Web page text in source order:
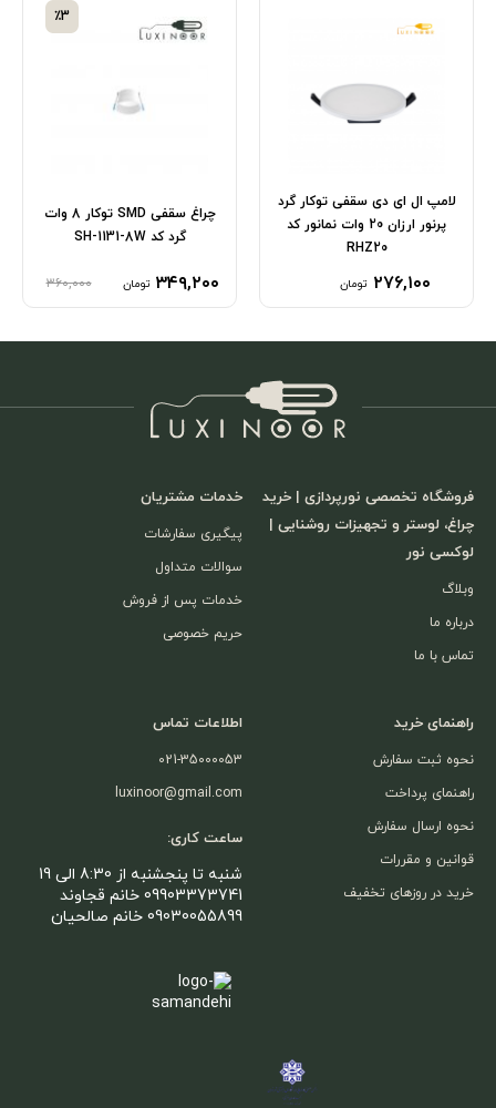
لامپ ال ای دی سقفی توکار گرد
پرنور ارزان 20 وات نمانور کد
RHZ20
۲۷۶,۱۰۰ تومان
چراغ سقفی SMD توکار 8 وات
گرد کد SH-1131-8W
۳۴۹,۲۰۰ تومان ۳۶۰,۰۰۰
٪3
فروشگاه تخصصی نورپردازی | خرید
چراغ، لوستر و تجهیزات روشنایی |
لوکسی نور
وبلاگ
درباره ما
تماس با ما
خدمات مشتریان
پیگیری سفارشات
سوالات متداول
خدمات پس از فروش
حریم خصوصی
راهنمای خرید
نحوه ثبت سفارش
راهنمای پرداخت
نحوه ارسال سفارش
قوانین و مقررات
خرید در روزهای تخفیف
اطلاعات تماس
021-35000053
luxinoor@gmail.com
ساعت کاری:
شنبه تا پنجشنبه از 8:30 الی 19
09903373741 خانم قجاوند
09030055899 خانم صالحیان